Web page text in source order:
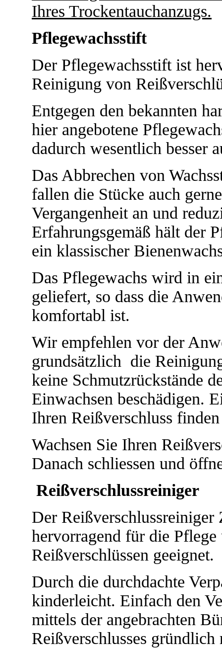
Ihres Trockentauchanzugs.
Pflegewachsstift
Der Pflegewachsstift ist
Reinigung von
Entgegen den bekannten
hier angebotene
dadurch wesentlich besser
Das Abbrechen von
fallen die Stücke auch
Vergangenheit an und
Erfahrungsgemäß hält der
ein klassischer
Das Pflegewachs wird in
geliefert, so dass die
komfortabl ist.
Wir empfehlen vor der
grundsätzlich die
keine Schmutzrückstände
Einwachsen beschädigen.
Ihren Reißverschluss
Wachsen Sie Ihren
Danach schliessen und
Reißverschlussreiniger
Der
hervorragend für die
Reißverschlüssen geeignet.
Durch die durchdachte
kinderleicht. Einfach den
mittels der angebrachten
Reißverschlusses gründlich